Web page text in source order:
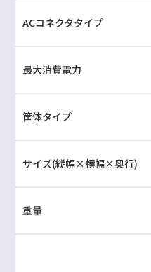
ACコネクタタイプ
最大消費電力
筐体タイプ
サイズ(縦幅×横幅×奥行)
重量